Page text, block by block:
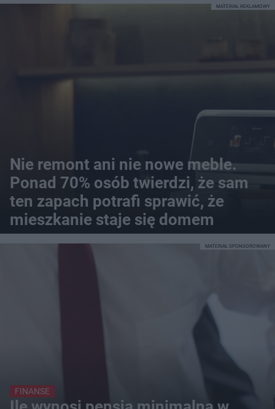
Nie remont ani nie nowe meble.
Ponad 70% osób twierdzi, że sam
ten zapach potrafi sprawić, że
mieszkanie staje się domem
MATERIAŁ REKLAMOWY
FINANSE
MATERIAŁ SPONSOROWANY